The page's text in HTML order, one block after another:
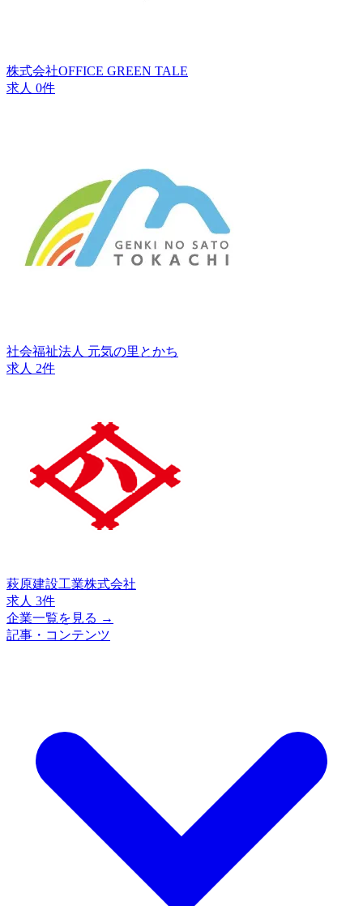
株式会社OFFICE GREEN TALE
求人 0件
社会福祉法人 元気の里とかち
求人 2件
萩原建設工業株式会社
求人 3件
企業一覧を見る →
記事・コンテンツ